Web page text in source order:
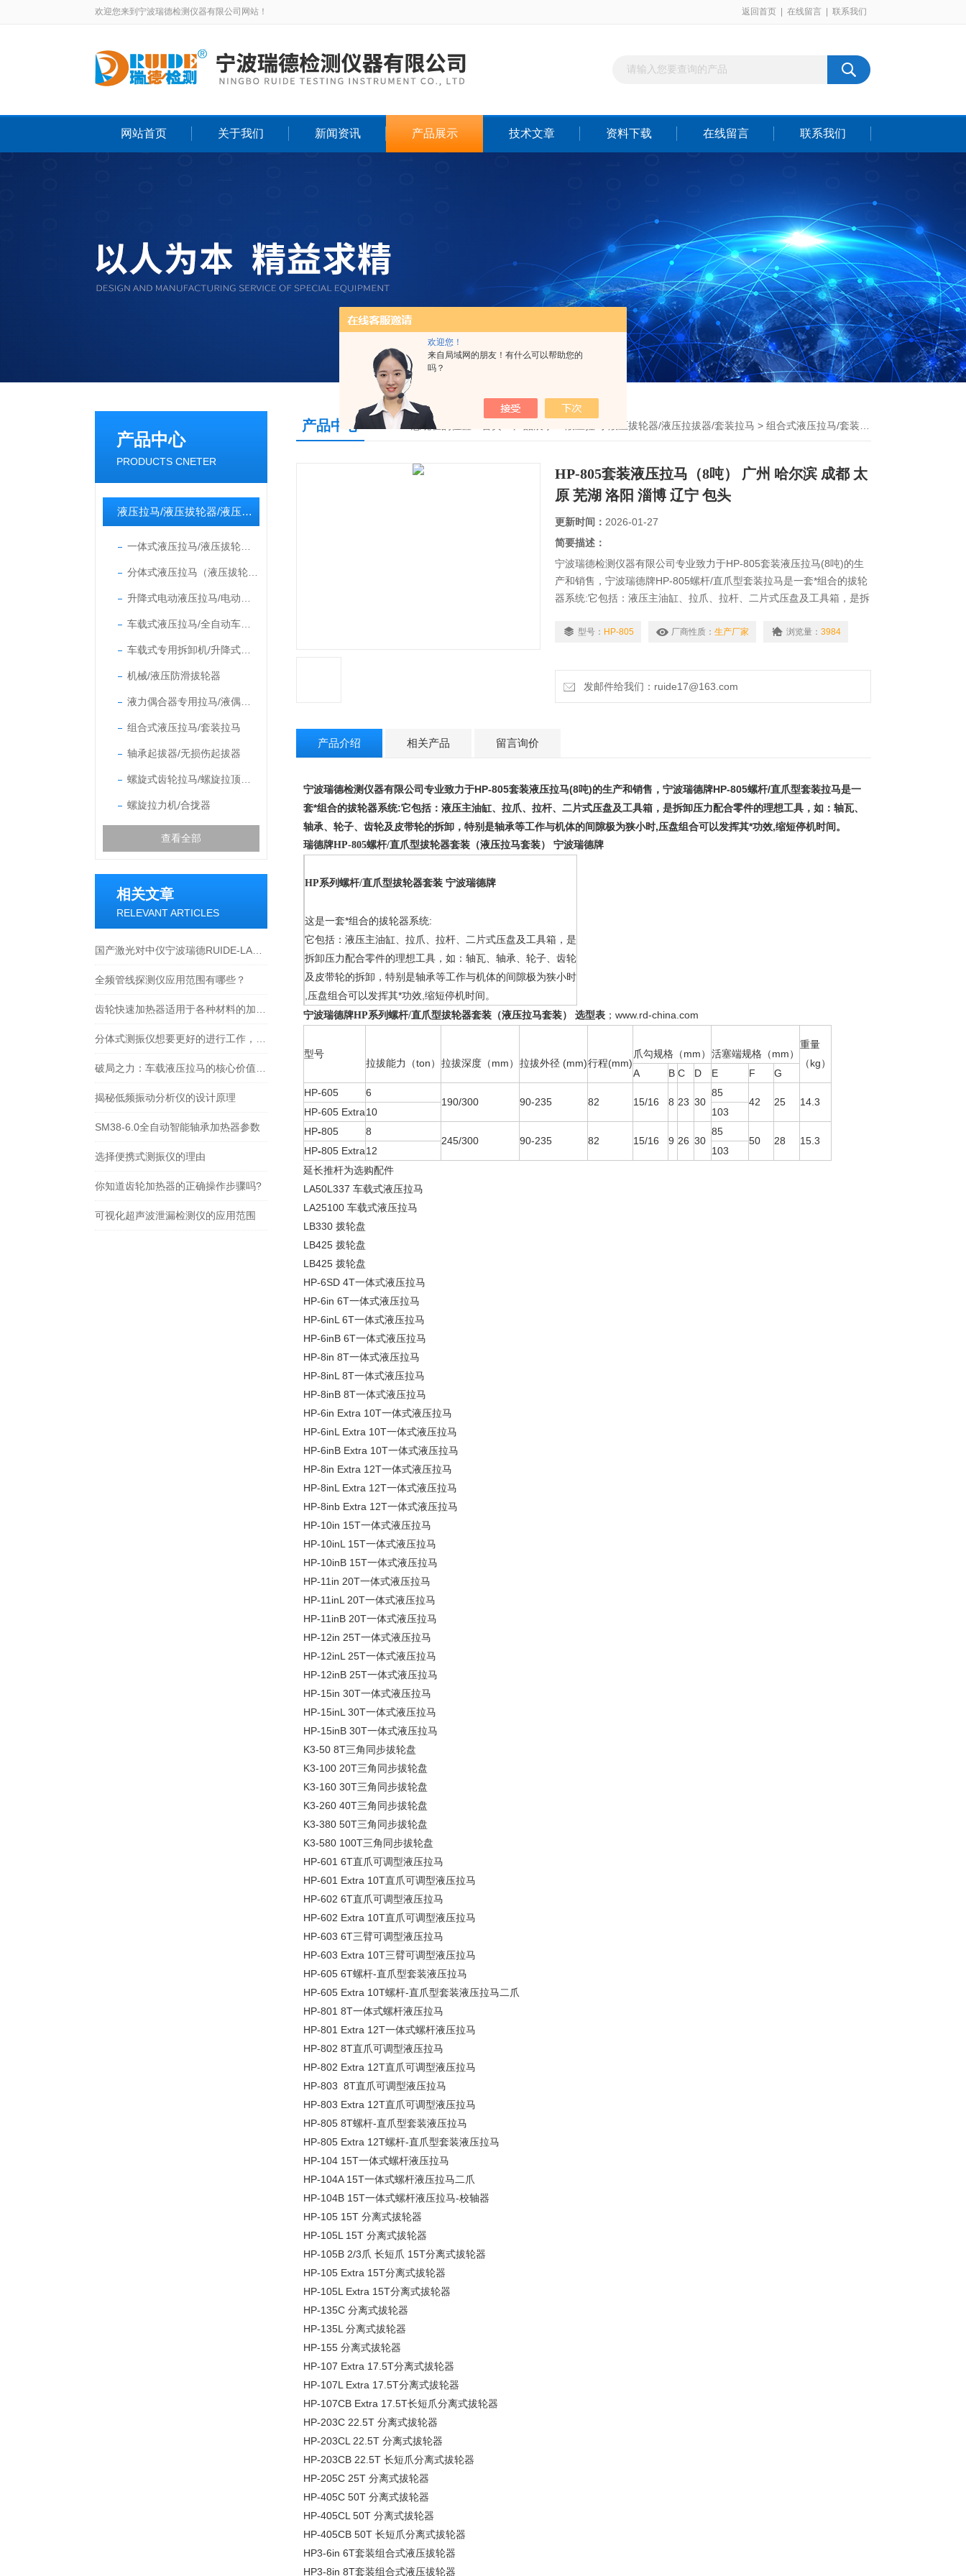
欢迎您！
来自局域网的朋友！有什么可以帮助您的
吗？
欢迎您来到宁波瑞德检测仪器有限公司网站！ 返回首页 在线留言 联系我们
网站首页 关于我们 新闻资讯 产品展示 技术文章 资料下载 在线留言 联系我们
产品中心
PRODUCTS CNETER
液压拉马/液压拔轮器/液压拉拔器/套装拉马
机械/液压防滑拔轮器
组合式液压拉马/套装拉马
轴承起拔器/无损伤起拔器
螺旋拉力机/合拢器
查看全部
相关文章
RELEVANT ARTICLES
全频管线探测仪应用范围有哪些？
揭秘低频振动分析仪的设计原理
SM38-6.0全自动智能轴承加热器参数
选择便携式测振仪的理由
你知道齿轮加热器的正确操作步骤吗?
可视化超声波泄漏检测仪的应用范围
产品中心 您现在的位置： 液压拉马/液压拔轮器/液压拉拔器/套装拉马 > 组合式液压拉马/套装拉马
HP-805套装液压拉马（8吨） 广州 哈尔滨 成都 太
原 芜湖 洛阳 淄博 辽宁 包头
更新时间： 2026-01-27
简要描述：
宁波瑞德检测仪器有限公司专业致力于HP-805套装液压拉马(8吨)的生
产和销售，宁波瑞德牌HP-805螺杆/直爪型套装拉马是一套*组合的拔轮
器系统:它包括：液压主油缸、拉爪、拉杆、二片式压盘及工具箱，是拆
拆卸，特别是轴承等工作与机体的间隙极为狭小时,压盘组合可以发挥其
型号： HP-805 厂商性质： 生产厂家 浏览量： 3984
发邮件给我们：ruide17@163.com
产品介绍 相关产品 留言询价
宁波瑞德检测仪器有限公司专业致力于HP-805套装液压拉马(8吨)的生产和销售，宁波瑞德牌HP-805螺杆/直爪型套装拉马是一
套*组合的拔轮器系统:它包括：液压主油缸、拉爪、拉杆、二片式压盘及工具箱，是拆卸压力配合零件的理想工具，如：轴瓦、
轴承、轮子、齿轮及皮带轮的拆卸，特别是轴承等工作与机体的间隙极为狭小时,压盘组合可以发挥其*功效,缩短停机时间。
瑞德牌HP-805螺杆/直爪型拔轮器套装（液压拉马套装） 宁波瑞德牌
HP系列螺杆/直爪型拔轮器套装 宁波瑞德牌
这是一套*组合的拔轮器系统:
它包括：液压主油缸、拉爪、拉杆、二片式压盘及工具箱，是
拆卸压力配合零件的理想工具，如：轴瓦、轴承、轮子、齿轮
及皮带轮的拆卸，特别是轴承等工作与机体的间隙极为狭小时
,压盘组合可以发挥其*功效,缩短停机时间。
宁波瑞德牌HP系列螺杆/直爪型拔轮器套装（液压拉马套装） 选型表 ； www.rd-china.com
型号
拉拔能力（ton） 拉拔深度（mm） 拉拔外径 (mm)行程(mm)
爪勾规格（mm） 活塞端规格（mm）
重量
（kg）
A
B C D E F
G
HP-605
6
190/300
90-235 82 15/16 8 23 30
85
42
25
14.3
HP-605 Extra10
103
HP-805
8
245/300
90-235 82 15/16 9 26 30
85
50
28
15.3
HP-805 Extra12
103
延长推杆为选购配件
LA50L337 车载式液压拉马
LA25100 车载式液压拉马
LB330 拨轮盘
LB425 拨轮盘
LB425 拨轮盘
HP-6SD 4T一体式液压拉马
HP-6in 6T一体式液压拉马
HP-6inL 6T一体式液压拉马
HP-6inB 6T一体式液压拉马
HP-8in 8T一体式液压拉马
HP-8inL 8T一体式液压拉马
HP-8inB 8T一体式液压拉马
HP-6in Extra 10T一体式液压拉马
HP-6inL Extra 10T一体式液压拉马
HP-6inB Extra 10T一体式液压拉马
HP-8in Extra 12T一体式液压拉马
HP-8inL Extra 12T一体式液压拉马
HP-8inb Extra 12T一体式液压拉马
HP-10in 15T一体式液压拉马
HP-10inL 15T一体式液压拉马
HP-10inB 15T一体式液压拉马
HP-11in 20T一体式液压拉马
HP-11inL 20T一体式液压拉马
HP-11inB 20T一体式液压拉马
HP-12in 25T一体式液压拉马
HP-12inL 25T一体式液压拉马
HP-12inB 25T一体式液压拉马
HP-15in 30T一体式液压拉马
HP-15inL 30T一体式液压拉马
HP-15inB 30T一体式液压拉马
K3-50 8T三角同步拔轮盘
K3-100 20T三角同步拔轮盘
K3-160 30T三角同步拔轮盘
K3-260 40T三角同步拔轮盘
K3-380 50T三角同步拔轮盘
K3-580 100T三角同步拔轮盘
HP-601 6T直爪可调型液压拉马
HP-601 Extra 10T直爪可调型液压拉马
HP-602 6T直爪可调型液压拉马
HP-602 Extra 10T直爪可调型液压拉马
HP-603 6T三臂可调型液压拉马
HP-603 Extra 10T三臂可调型液压拉马
HP-605 6T螺杆-直爪型套装液压拉马
HP-605 Extra 10T螺杆-直爪型套装液压拉马二爪
HP-801 8T一体式螺杆液压拉马
HP-801 Extra 12T一体式螺杆液压拉马
HP-802 8T直爪可调型液压拉马
HP-802 Extra 12T直爪可调型液压拉马
HP-803 8T直爪可调型液压拉马
HP-803 Extra 12T直爪可调型液压拉马
HP-805 8T螺杆-直爪型套装液压拉马
HP-805 Extra 12T螺杆-直爪型套装液压拉马
HP-104 15T一体式螺杆液压拉马
HP-104A 15T一体式螺杆液压拉马二爪
HP-104B 15T一体式螺杆液压拉马-校轴器
HP-105 15T 分离式拔轮器
HP-105L 15T 分离式拔轮器
HP-105B 2/3爪 长短爪 15T分离式拔轮器
HP-105 Extra 15T分离式拔轮器
HP-105L Extra 15T分离式拔轮器
HP-135C 分离式拔轮器
HP-135L 分离式拔轮器
HP-155 分离式拔轮器
HP-107 Extra 17.5T分离式拔轮器
HP-107L Extra 17.5T分离式拔轮器
HP-107CB Extra 17.5T长短爪分离式拔轮器
HP-203C 22.5T 分离式拔轮器
HP-203CL 22.5T 分离式拔轮器
HP-203CB 22.5T 长短爪分离式拔轮器
HP-205C 25T 分离式拔轮器
HP-405C 50T 分离式拔轮器
HP-405CL 50T 分离式拔轮器
HP-405CB 50T 长短爪分离式拔轮器
HP3-6in 6T套装组合式液压拔轮器
HP3-8in 8T套装组合式液压拔轮器